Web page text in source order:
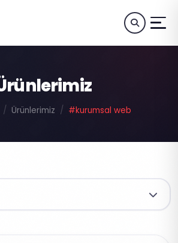
Ürünlerimiz #kurumsal web